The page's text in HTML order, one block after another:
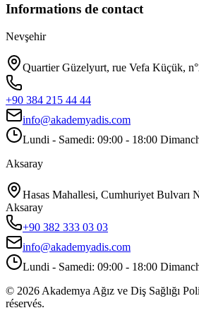
Informations de contact
Nevşehir
Quartier Güzelyurt, rue Vefa Küçük,
+90 384 215 44 44
info@akademyadis.com
Lundi - Samedi: 09:00 - 18:00
Aksaray
Hasas Mahallesi, Cumhuriyet Bulvarı
Aksaray
+90 382 333 03 03
info@akademyadis.com
Lundi - Samedi: 09:00 - 18:00
© 2026 Akademya Ağız ve Diş Sağlığı
réservés.